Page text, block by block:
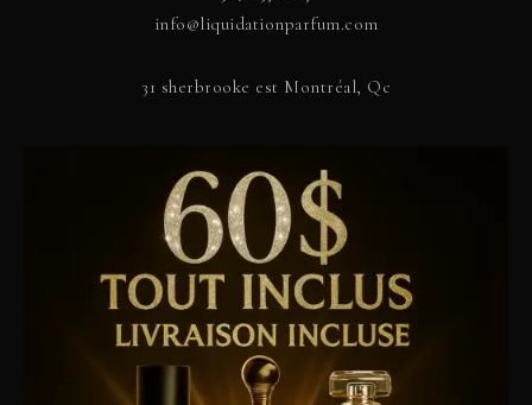
info@liquidationparfum.com
31 sherbrooke est Montréal, Qc